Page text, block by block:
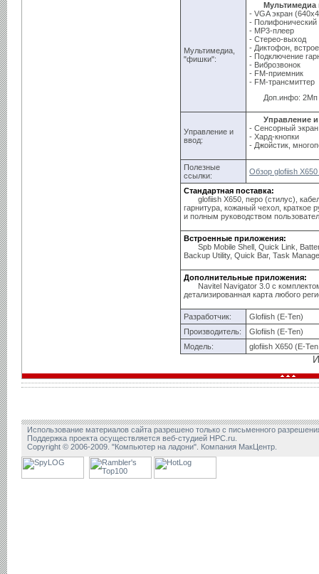
Мультимедиа,
"фишки":
Мультимедиа
- VGA экран
- Полифонический
- MP3-плеер
- Стерео-выход
- Диктофон,
- Подключение
- Виброзвонок
- FM-приемник
- FM-трансмиттер
Доп.инфо: 2Мп
Управление и
ввод:
Управление
- Сенсорный экран
- Хард-кнопки
- Джойстик,
Полезные
ссылки:
Обзор glofiish
Стандартная поставка:
glofiish X650, перо (стилус),
гарнитура, кожаный чехол, краткое
и полным руководством
Встроенные приложения:
Spb Mobile Shell, Quick Link,
Backup Utility, Quick Bar, Task
Дополнительные приложения:
Navitel Navigator 3.0 с
детализированная карта любого
Разработчик:
Glofiish (E-Ten)
Производитель:
Glofiish (E-Ten)
Модель:
glofiish X650 (E-
Использование материалов сайта разрешено только с письменного
Поддержка проекта осуществляется веб-студией HPC.ru.
Copyright © 2006-2009. "Компьютер на ладони". Компания МакЦентр.